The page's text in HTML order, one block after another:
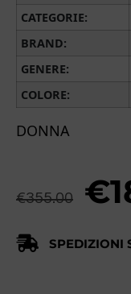
CATEGORIE:
BRAND:
GENERE:
COLORE:
DONNA
€355.00 €
SPEDIZIONI